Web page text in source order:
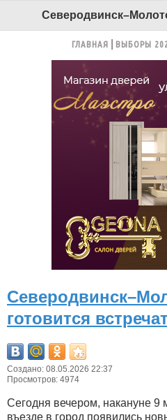
ГЛАВНАЯ ВЫБОРЫ
готовится
Создано: 08.05.2026 22:37
Просмотров: 4974
Сегодня вечером, накануне 9
въезде в город появились